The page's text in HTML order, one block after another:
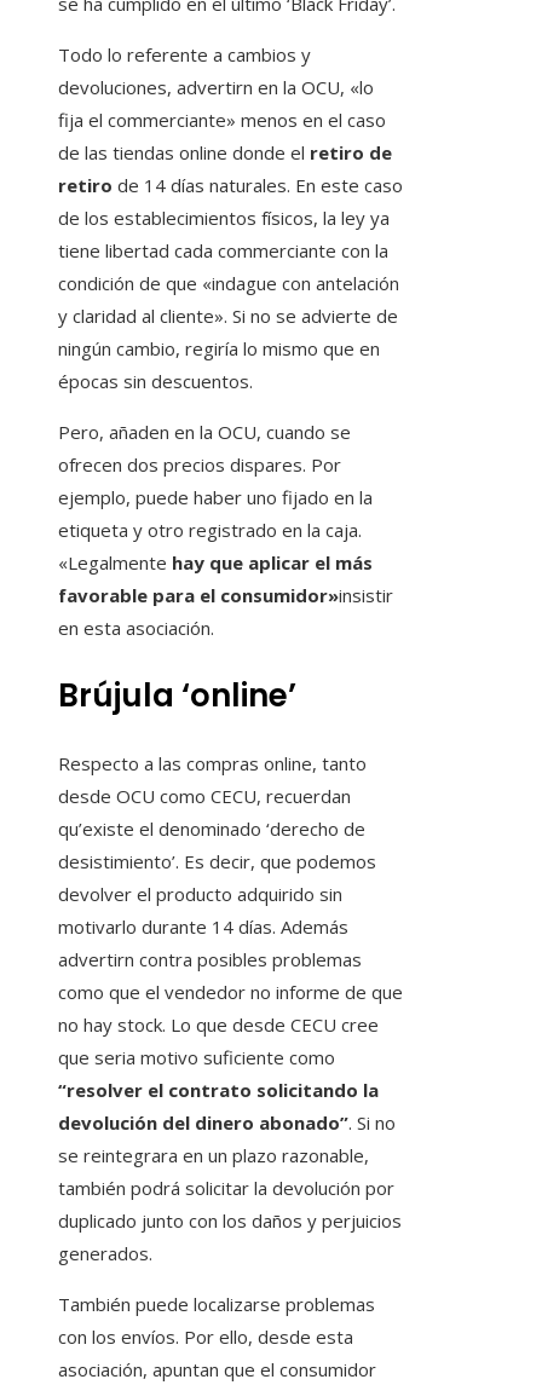
Todo lo referente a cambios y
devoluciones, advertirn en la OCU, «lo
fija el commerciante» menos en el caso
de las tiendas online donde el retiro de
retiro de 14 días naturales. En este caso
de los establecimientos físicos, la ley ya
tiene libertad cada commerciante con la
condición de que «indague con antelación
y claridad al cliente». Si no se advierte de
ningún cambio, regiría lo mismo que en
épocas sin descuentos.
Pero, añaden en la OCU, cuando se
ofrecen dos precios dispares. Por
ejemplo, puede haber uno fijado en la
etiqueta y otro registrado en la caja.
«Legalmente hay que aplicar el más
favorable para el consumidor»insistir
en esta asociación.
Brújula ‘online’
Respecto a las compras online, tanto
desde OCU como CECU, recuerdan
qu’existe el denominado ‘derecho de
desistimiento’. Es decir, que podemos
devolver el producto adquirido sin
motivarlo durante 14 días. Además
advertirn contra posibles problemas
como que el vendedor no informe de que
no hay stock. Lo que desde CECU cree
que seria motivo suficiente como
“resolver el contrato solicitando la
devolución del dinero abonado”. Si no
se reintegrara en un plazo razonable,
también podrá solicitar la devolución por
duplicado junto con los daños y perjuicios
generados.
También puede localizarse problemas
con los envíos. Por ello, desde esta
asociación, apuntan que el consumidor